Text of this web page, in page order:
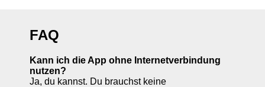
FAQ
Kann ich die App ohne Internetverbindung
nutzen?
Ja, du kannst. Du brauchst keine